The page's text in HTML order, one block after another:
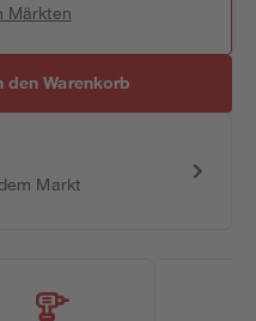
Märkten
den Warenkorb
Markt